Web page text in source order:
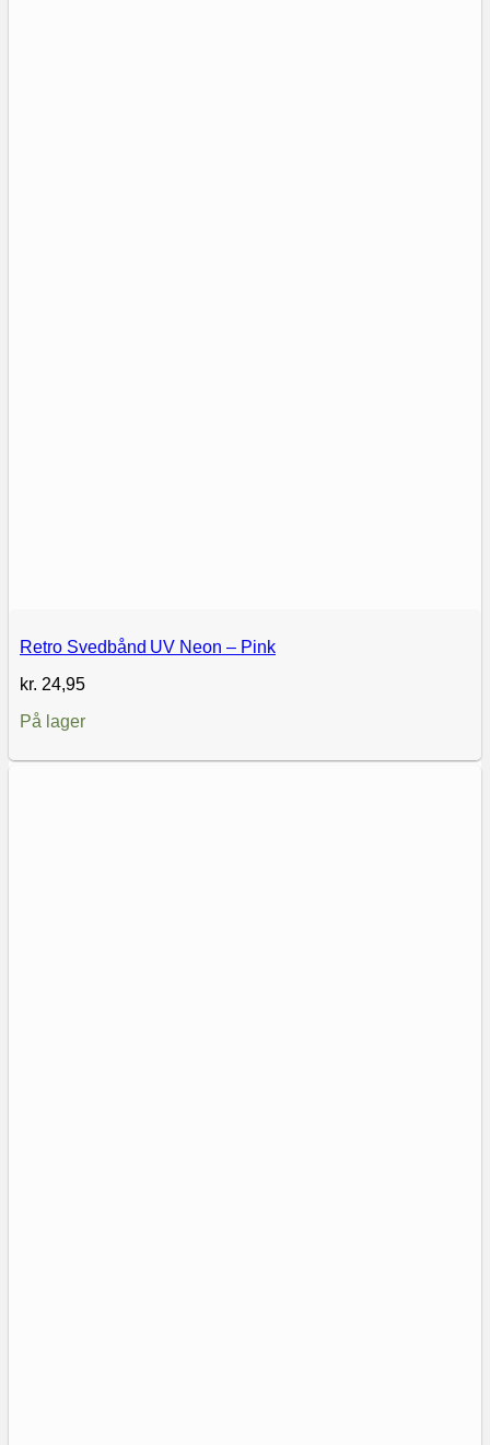
Retro Svedbånd UV Neon – Pink
kr. 24,95
På lager